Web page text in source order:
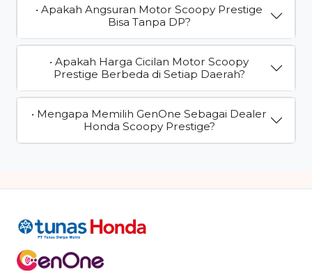
• Apakah Angsuran Motor Scoopy Prestige
Bisa Tanpa DP?
• Apakah Harga Cicilan Motor Scoopy
Prestige Berbeda di Setiap Daerah?
• Mengapa Memilih GenOne Sebagai Dealer
Honda Scoopy Prestige?